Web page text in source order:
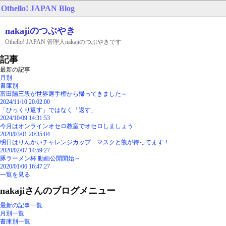
Othello! JAPAN Blog
nakajiのつぶやき
Othello! JAPAN 管理人nakajiのつぶやきです
記事
最新の記事
月別
書庫別
富田陽三段が世界選手権から帰ってきました～
2024/11/10 20:02:00
「ひっくり返す」ではなく「返す」
2024/10/09 14:31:53
今月はオンラインオセロ教室でオセロしましょう
2020/03/01 20:35:04
明日はりんかいチャレンジカップ マスクと熊が待ってます！
2020/02/07 14:59:27
豚ラーメン杯 動画公開開始～
2020/01/06 16:47:27
一覧を見る
nakajiさんのブログメニュー
最新の記事一覧
月別一覧
書庫別一覧